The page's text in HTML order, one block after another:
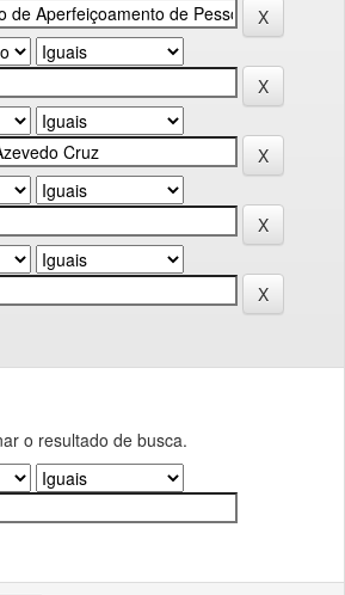
o resultado de busca.